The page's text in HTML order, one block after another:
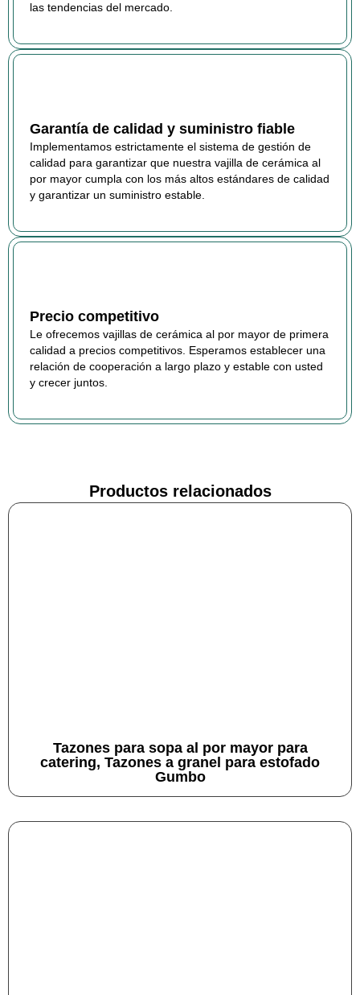
las tendencias del mercado.
Garantía de calidad y suministro fiable
Implementamos estrictamente el sistema de gestión de
calidad para garantizar que nuestra vajilla de cerámica al
por mayor cumpla con los más altos estándares de calidad
y garantizar un suministro estable.
Precio competitivo
Le ofrecemos vajillas de cerámica al por mayor de primera
calidad a precios competitivos. Esperamos establecer una
relación de cooperación a largo plazo y estable con usted
y crecer juntos.
Productos relacionados
Tazones para sopa al por mayor para
catering, Tazones a granel para estofado
Gumbo